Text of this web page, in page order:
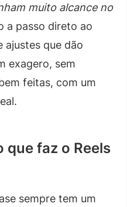
muito alcance no
a passo direto ao
ajustes que dão
exagero, sem
feitas, com um
que faz o Reels
sempre tem um